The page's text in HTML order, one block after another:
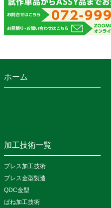
ホーム
加工技術一覧
プレス加工技術
プレス金型製造
QDC金型
ばね加工技術